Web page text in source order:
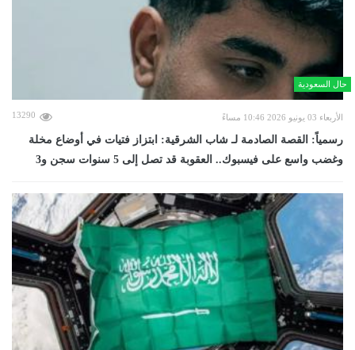
حال السعودية
الأربعاء 03 يونيو 2026 10:46 مساءً 13290
رسمياً: القصة الصادمة لـ شاب الشرقية: ابتزاز فتيات في أوضاع مخلة
وغضب واسع على فيسبوك.. العقوبة قد تصل إلى 5 سنوات سجن و3